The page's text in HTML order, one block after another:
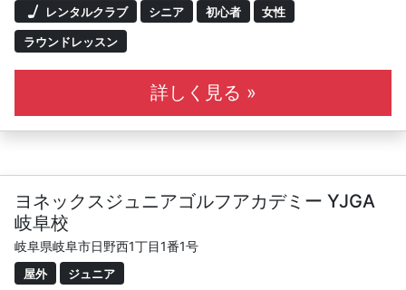
レンタルクラブ シニア 初心者 女性
ラウンドレッスン
詳しく見る »
ヨネックスジュニアゴルフアカデミー YJGA
岐阜校
岐阜県岐阜市日野西1丁目1番1号
屋外 ジュニア